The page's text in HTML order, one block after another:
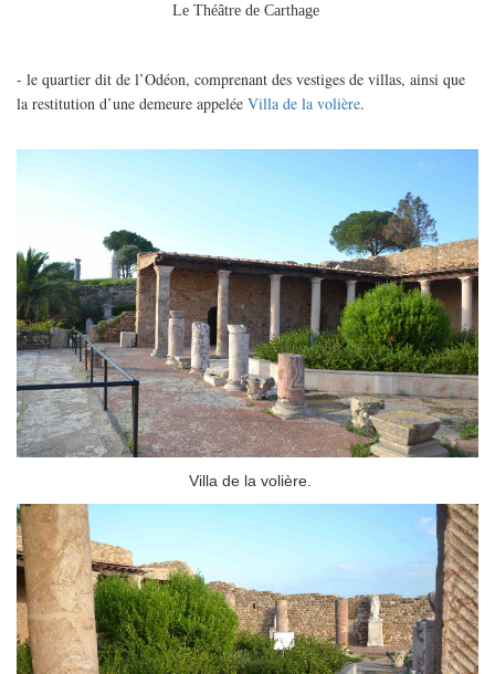
Le Théâtre de Carthage
- le quartier dit de l’Odéon, comprenant des vestiges de villas, ainsi que
la restitution d’une demeure appelée Villa de la volière.
Villa de la volière.